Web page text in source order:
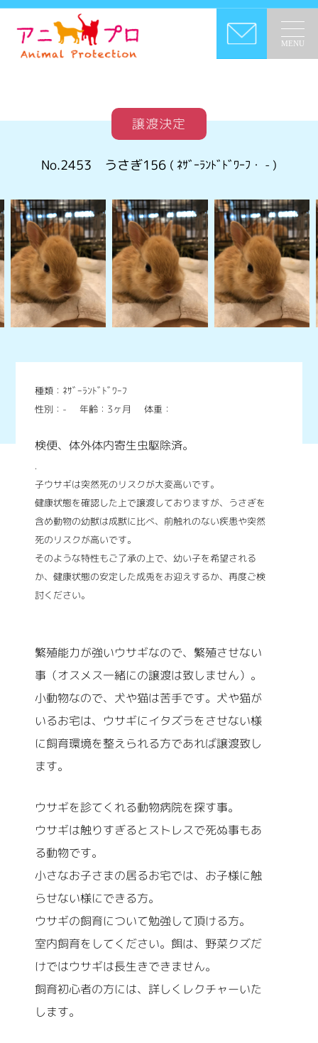
MENU
No.2453 うさぎ156 ( ﾈｻﾞｰﾗﾝﾄﾞﾄﾞﾜｰﾌ・ - )
譲渡決定
種類：ﾈｻﾞｰﾗﾝﾄﾞﾄﾞﾜｰﾌ
性別：-
年齢：3ヶ月 体重：
検便、体外体内寄生虫駆除済。
.
子ウサギは突然死のリスクが大変高いです。
健康状態を確認した上で譲渡しておりますが、うさぎを
含め動物の幼獣は成獣に比べ、前触れのない疾患や突然
死のリスクが高いです。
そのような特性もご了承の上で、幼い子を希望される
か、健康状態の安定した成兎をお迎えするか、再度ご検
討ください。
繁殖能力が強いウサギなので、繁殖させない
事（オスメス一緒にの譲渡は致しません）。
小動物なので、犬や猫は苦手です。犬や猫が
いるお宅は、ウサギにイタズラをさせない様
に飼育環境を整えられる方であれば譲渡致し
ます。
ウサギを診てくれる動物病院を探す事。
ウサギは触りすぎるとストレスで死ぬ事もあ
る動物です。
小さなお子さまの居るお宅では、お子様に触
らせない様にできる方。
ウサギの飼育について勉強して頂ける方。
室内飼育をしてください。餌は、野菜クズだ
けではウサギは長生きできません。
飼育初心者の方には、詳しくレクチャーいた
します。